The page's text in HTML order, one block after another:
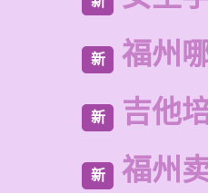
新 福州
新 吉他
新 福州